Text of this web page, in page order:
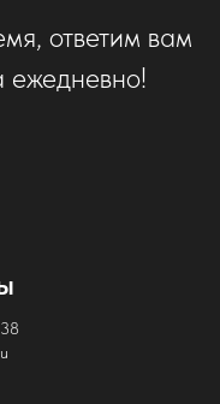
ответим вам
ежедневно!